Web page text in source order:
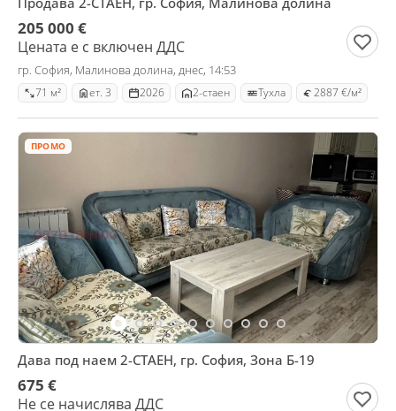
205 000 €
Цената е с включен ДДС
гр. София, Малинова долина, днес, 14:53
71 м² ет. 3 2026 2-стаен Тухла 2887 €/м²
ПРОМО
Дава под наем 2-СТАЕН, гр. София, Зона Б-19
675 €
Не се начислява ДДС